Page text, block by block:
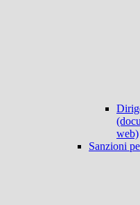
web)
Sanzioni